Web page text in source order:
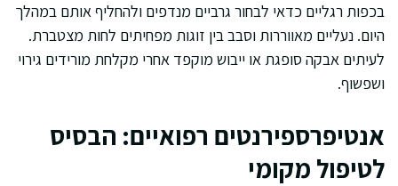
בכפות רגליים כדאי לבחור גרביים מנדפים ולהחליף אותם במהלך
היום. נעליים מאווררות וסבב בין זוגות מפחיתים לחות מצטברת.
לעיתים אבקה סופגת או ייבוש מוקפד אחרי מקלחת מורידים גירוי
ושפשוף.
אנטיפרספירנטים רפואיים: הבסיס
לטיפול מקומי